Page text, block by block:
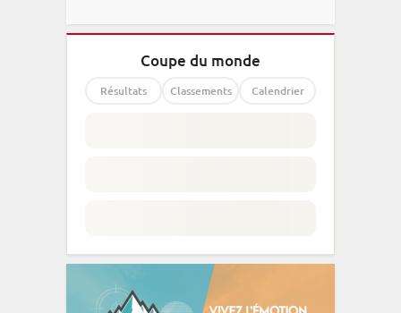
Coupe du monde
Résultats Classements Calendrier